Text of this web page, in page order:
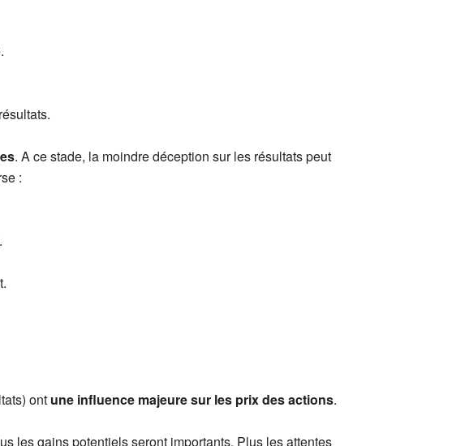
. A ce stade, la moindre déception sur les résultats peut
:
ont une influence majeure sur les prix des actions.
les gains potentiels seront importants. Plus les attentes